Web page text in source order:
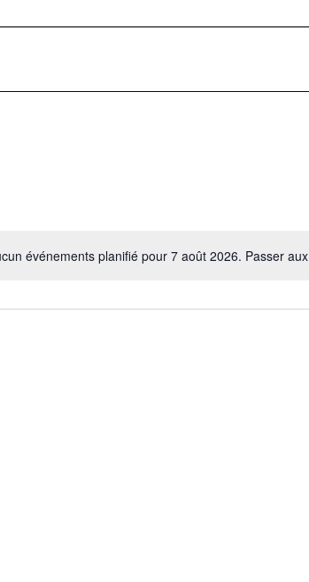
Notice
événements planifié pour 7 août 2026. Passer aux